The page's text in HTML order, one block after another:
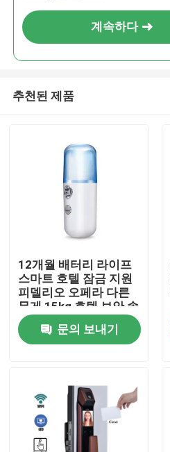
집
계속하다
추천된 제품
12개월 배터리 라이프
스마트 호텔 잠금 지원
피델리오 오페라 다른
무게 15kg 호텔 보안 솔
루션에 적합
문의 보내기